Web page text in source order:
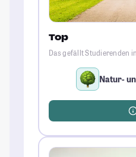
Top
Das gefällt Studierenden
Natur-